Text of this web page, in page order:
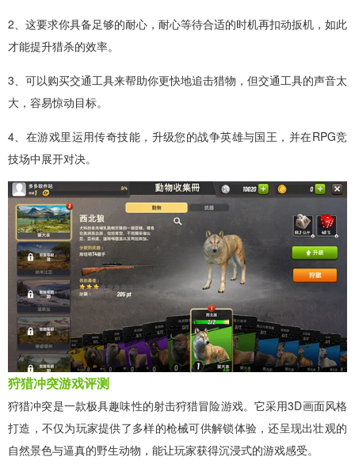
2、这要求你具备足够的耐心，耐心等待合适的时机再扣动扳机，如此
才能提升猎杀的效率。
3、可以购买交通工具来帮助你更快地追击猎物，但交通工具的声音太
大，容易惊动目标。
4、在游戏里运用传奇技能，升级您的战争英雄与国王，并在RPG竞
技场中展开对决。
狩猎冲突游戏评测
狩猎冲突是一款极具趣味性的射击狩猎冒险游戏。它采用3D画面风格
打造，不仅为玩家提供了多样的枪械可供解锁体验，还呈现出壮观的
自然景色与逼真的野生动物，能让玩家获得沉浸式的游戏感受。